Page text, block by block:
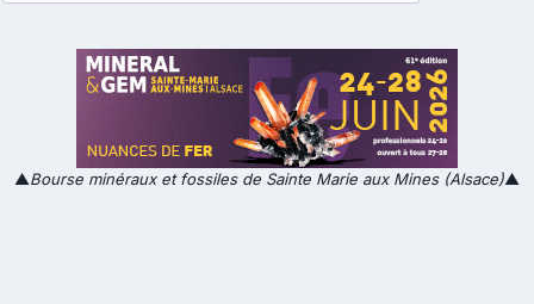
▲Bourse minéraux et fossiles de Sainte Marie aux Mines (Alsace)▲